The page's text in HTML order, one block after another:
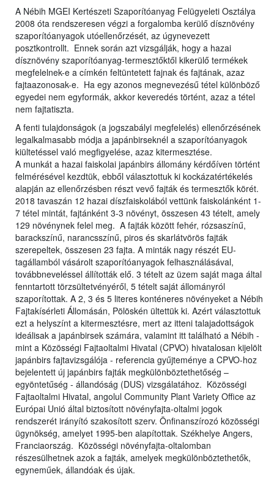
A Nébih MGEI Kertészeti Szaporítóanyag Felügyeleti Osztálya
2008 óta rendszeresen végzi a forgalomba kerülő dísznövény
szaporítóanyagok utóellenőrzését, az úgynevezett
posztkontrollt. Ennek során azt vizsgálják, hogy a hazai
dísznövény szaporítóanyag-termesztőktől kikerülő termékek
megfelelnek-e a címkén feltüntetett fajnak és fajtának, azaz
fajtaazonosak-e. Ha egy azonos megnevezésű tétel különböző
egyedei nem egyformák, akkor keveredés történt, azaz a tétel
nem fajtatiszta.
A fenti tulajdonságok (a jogszabályi megfelelés) ellenőrzésének
legalkalmasabb módja a japánbirseknél a szaporítóanyagok
kiültetéssel való megfigyelése, azaz kitermesztése.
A munkát a hazai faiskolai japánbirs állomány kérdőíven történt
felmérésével kezdtük, ebből választottuk ki kockázatértékelés
alapján az ellenőrzésben részt vevő fajták és termesztők körét.
2018 tavaszán 12 hazai díszfaiskolából vettünk faiskolánként 1-
7 tétel mintát, fajtánként 3-3 növényt, összesen 43 tételt, amely
129 növénynek felel meg. A fajták között fehér, rózsaszínű,
barackszínű, narancsszínű, piros és skarlátvörös fajták
szerepeltek, összesen 23 fajta. A minták nagy részét EU-
tagállamból vásárolt szaporítóanyagok felhasználásával,
továbbneveléssel állították elő. 3 tételt az üzem saját maga által
fenntartott törzsültetvényéről, 5 tételt saját állományról
szaporítottak. A 2, 3 és 5 literes konténeres növényeket a Nébih
Fajtakísérleti Állomásán, Pölöskén ültettük ki. Azért választottuk
ezt a helyszínt a kitermesztésre, mert az itteni talajadottságok
ideálisak a japánbirsek számára, valamint itt található a Nébih -
mint a Közösségi Fajtaoltalmi Hivatal (CPVO) hivatalosan kijelölt
japánbirs fajtavizsgálója - referencia gyűjteménye a CPVO-hoz
bejelentett új japánbirs fajták megkülönböztethetőség –
egyöntetűség - állandóság (DUS) vizsgálatához. Közösségi
Fajtaoltalmi Hivatal, angolul Community Plant Variety Office az
Európai Unió által biztosított növényfajta-oltalmi jogok
rendszerét irányító szakosított szerv. Önfinanszírozó közösségi
ügynökség, amelyet 1995-ben alapítottak. Székhelye Angers,
Franciaország. Közösségi növényfajta-oltalomban
részesülhetnek azok a fajták, amelyek megkülönböztethetők,
egyneműek, állandóak és újak.